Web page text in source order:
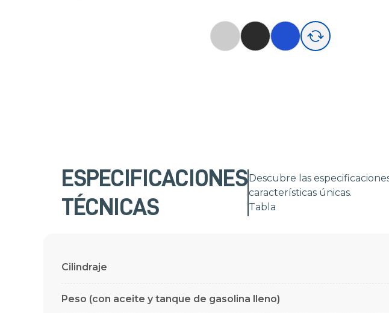
ESPECIFICACIONES
TÉCNICAS
Descubre las
características únicas.
Tabla
Cilindraje
Peso (con aceite y tanque de gasolina lleno)